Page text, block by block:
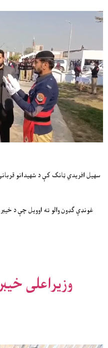
سهیل افریدي ټانک کې د شهیدانو
غونډې ګډون والو ته اوویل چې د خیبر
وزیراعلی